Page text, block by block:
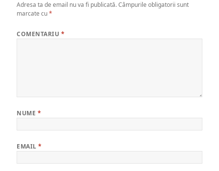
Adresa ta de email nu va fi publicată. Câmpurile obligatorii sunt
marcate cu*
COMENTARIU *
NUME *
EMAIL*